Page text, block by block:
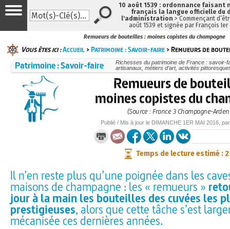
Remueurs de bouteilles : moines copistes du champagne
Vous êtes ici :Accueil >Patrimoine : Savoir-faire > Remueurs de
Patrimoine : Savoir-faire
Richesses du patrimoine de France : savoir-
artisanaux, métiers d’art, activités
Remueurs de
moines copistes du
(Source : France 3 Champagne-
Publié / Mis à jour le DIMANCHE 1ER MAI 2016 ,
Temps de lecture estimé : 2
Il n’en reste plus qu’une poignée dans les
maisons de champagne : les « remueurs »
jour à la main les bouteilles des cuvées les
prestigieuses, alors que cette tâche s’est
mécanisée ces dernières années.
10 août 1539 : ordonnance faisant
français la langue officielle du
l'administration > Commençant
août 1539 et signée par François